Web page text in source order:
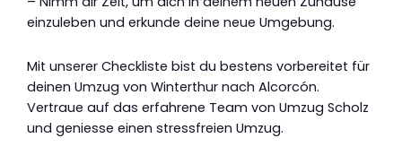
einzuleben und erkunde deine neue Umgebung.
Mit unserer Checkliste bist du bestens vorbereitet für
deinen Umzug von Winterthur nach Alcorcón.
Vertraue auf das erfahrene Team von Umzug Scholz
und geniesse einen stressfreien Umzug.